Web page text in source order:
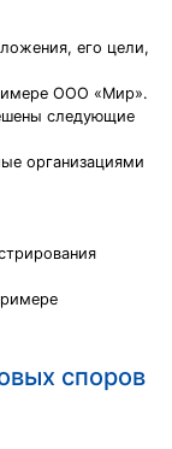
его цели,
ООО «Мир».
следующие
организациями
споров